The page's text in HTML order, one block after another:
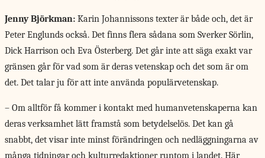
Jenny Björkman: Karin Johannissons texter är både och, det är
Peter Englunds också. Det finns flera sådana som Sverker Sörlin,
Dick Harrison och Eva Österberg. Det går inte att säga exakt var
gränsen går för vad som är deras vetenskap och det som är om
det. Det talar ju för att inte använda populärvetenskap.
– Om alltför få kommer i kontakt med humanvetenskaperna kan
deras verksamhet lätt framstå som betydelselös. Det kan gå
snabbt, det visar inte minst förändringen och nedläggningarna av
många tidningar och kulturredaktioner runtom i landet. Här